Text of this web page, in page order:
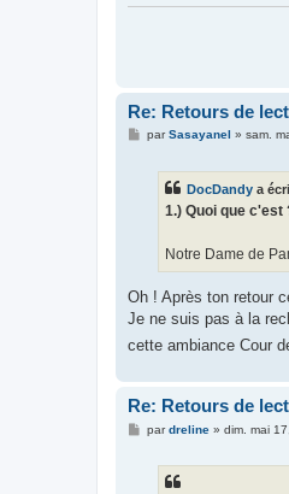
Re: Retours de
MparSasayanel » sam.
DocDandy a
1.) Quoi que c'est
Notre Dame de
Oh ! Après ton retour
Je ne suis pas à la
cette ambiance Cour
Re: Retours de
Mpardreline» dim. mai